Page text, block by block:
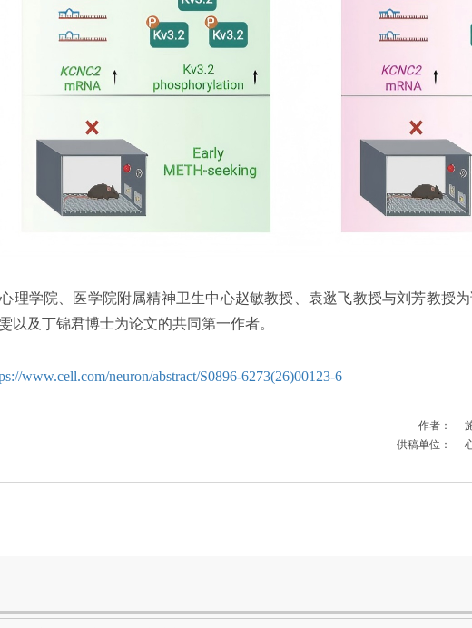
心理学院、医学院附属精神卫生中心赵敏教授、袁逖飞教授与刘芳教授
以及丁锦君博士为论文的共同第一作者。
www.cell.com/neuron/abstract/S0896-6273(26)00123-6
作者：
供稿单位：